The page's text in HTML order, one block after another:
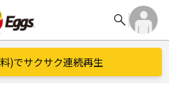
search
)でサクサク連続再生